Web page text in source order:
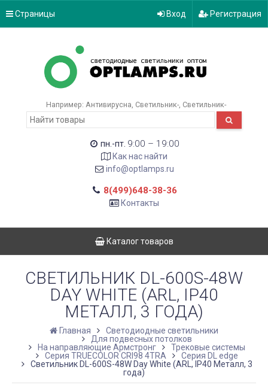
Страницы Вход Регистрация
Например: Антивирусна Светильник- Светильник-
пн.-пт. 9:00 – 19:00
Как нас найти
info@optlamps.ru
8(499)648-38-36
Контакты
Каталог товаров
СВЕТИЛЬНИК DL-600S-48W
DAY WHITE (ARL, IP40
МЕТАЛЛ, 3 ГОДА)
Главная
Светодиодные светильники
Для подвесных потолков
На направляющие Армстронг
Трековые системы
Серия TRUECOLOR CRI98 4TRA
Серия DL edge
Светильник DL-600S-48W Day White (ARL, IP40 Металл, 3
года)